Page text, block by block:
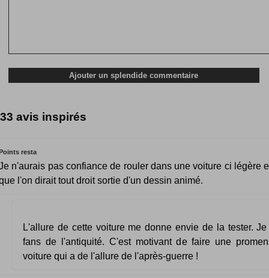
33 avis inspirés
resta
n'aurais pas confiance de rouler dans une voiture ci légère
l'on dirait tout droit sortie d'un dessin animé.
L'allure de cette voiture me donne envie de la tester.
fans de l'antiquité. C'est motivant de faire une
voiture qui a de l'allure de l'après-guerre !